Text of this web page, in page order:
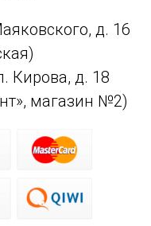
д. 16
Кирова, д. 18
магазин №2)